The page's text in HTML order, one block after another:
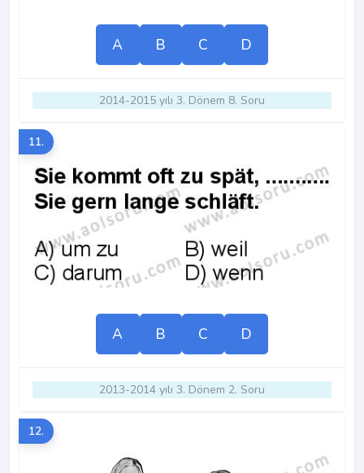
A B C D
2014-2015 yılı 3. Dönem 8. Soru
11.
A B C D
2013-2014 yılı 3. Dönem 2. Soru
12.